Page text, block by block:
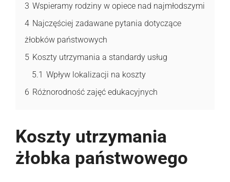
3 Wspieramy rodziny w opiece nad najmłodszymi
4 Najczęściej zadawane pytania dotyczące
żłobków państwowych
5 Koszty utrzymania a standardy usług
5.1 Wpływ lokalizacji na koszty
6 Różnorodność zajęć edukacyjnych
Koszty utrzymania
żłobka państwowego